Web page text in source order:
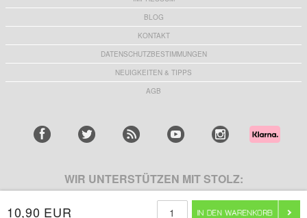
10,90 EUR
BLOG
KONTAKT
DATENSCHUTZBESTIMMUNGEN
NEUIGKEITEN & TIPPS
AGB
WIR UNTERSTÜTZEN MIT STOLZ: